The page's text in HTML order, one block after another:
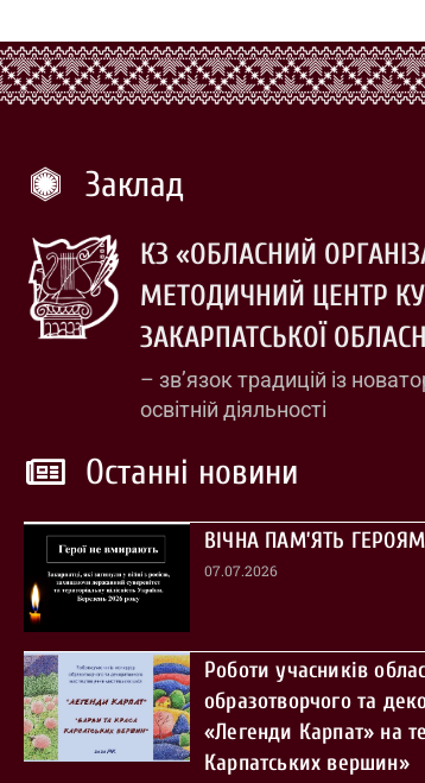
Заклад
КЗ «ОБЛАСНИЙ
МЕТОДИЧНИЙ ЦЕНТР
ЗАКАРПАТСЬКОЇ
– зв’язок традицій із
освітній діяльності
Останні новини
ВІЧНА ПАМ’ЯТЬ ГЕРОЯМ
07.07.2026
Роботи учасників
образотворчого та
«Легенди Карпат» на
Карпатських вершин»